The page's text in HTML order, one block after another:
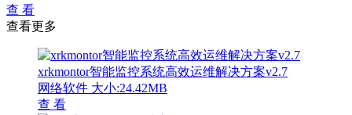
查 看
查看更多
xrkmontor智能监控系统高效运维解决方案v2.7
网络软件 大小:24.42MB
查 看